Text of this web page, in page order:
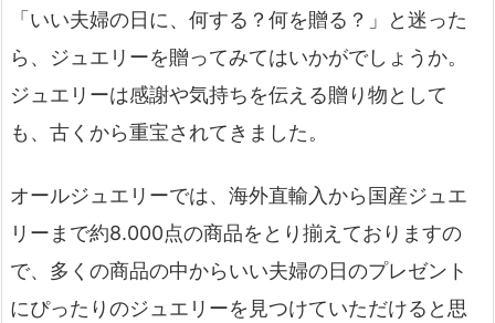
「いい夫婦の日に、何する？何を贈る？」と迷った
ら、ジュエリーを贈ってみてはいかがでしょうか。
ジュエリーは感謝や気持ちを伝える贈り物として
も、古くから重宝されてきました。
オールジュエリーでは、海外直輸入から国産ジュエ
リーまで約8.000点の商品をとり揃えておりますの
で、多くの商品の中からいい夫婦の日のプレゼント
にぴったりのジュエリーを見つけていただけると思